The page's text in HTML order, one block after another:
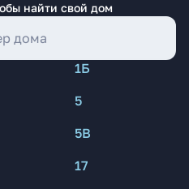
найти свой дом
1Б
5
5В
17